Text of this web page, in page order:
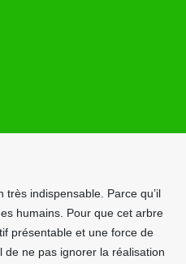
très indispensable. Parce qu’il
humains. Pour que cet arbre
présentable et une force de
de ne pas ignorer la réalisation